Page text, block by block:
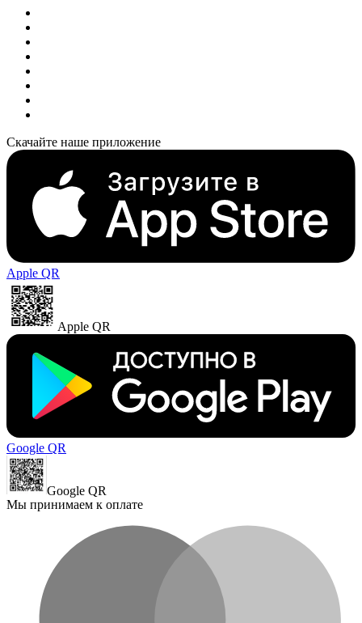
Скачайте наше приложение
Apple QR
Apple QR
Google QR
Google QR
Мы принимаем к оплате